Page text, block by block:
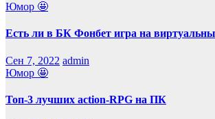
Юмор 🤩
Есть ли в БК Фонбет игра на
Сен 7, 2022 admin
Юмор 🤩
Топ-3 лучших action-RPG на ПК